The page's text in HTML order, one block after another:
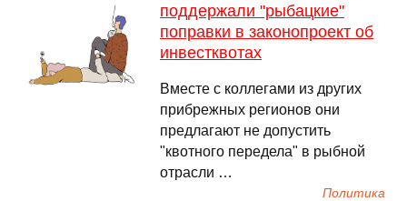
поддержали "рыбацкие"
поправки в законопроект об
инвестквотах
Вместе с коллегами из других
прибрежных регионов они
предлагают не допустить
"квотного передела" в рыбной
отрасли …
Политика